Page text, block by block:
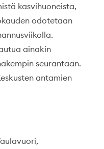
kasvihuoneista,
odotetaan
ainakin
seurantaan.
antamien